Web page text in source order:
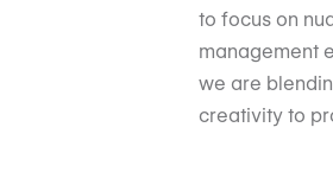
to focus on
management
we are
creativity to